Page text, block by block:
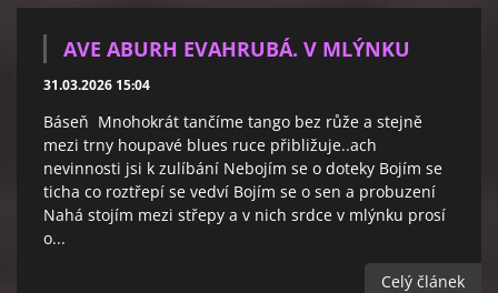
AVE ABURH EVAHRUBÁ. V MLÝNKU
31.03.2026 15:04
Báseň Mnohokrát tančíme tango bez růže a stejně
mezi trny houpavé blues ruce přibližuje..ach
nevinnosti jsi k zulíbání Nebojím se o doteky Bojím se
ticha co roztřepí se vedví Bojím se o sen a probuzení
Nahá stojím mezi střepy a v nich srdce v mlýnku prosí
o...
Celý článek